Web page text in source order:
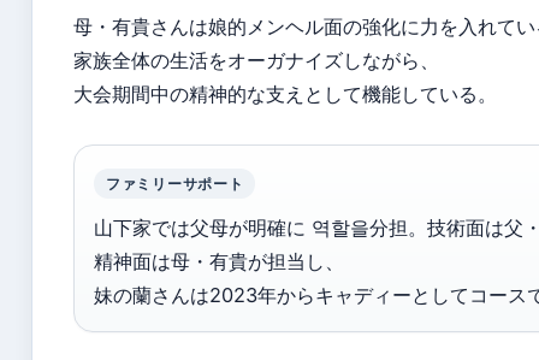
母・有貴さんは娘的メンヘル面の強化に力を入れて
家族全体の生活をオーガナイズしながら、
大会期間中の精神的な支えとして機能している。
ファミリーサポート
山下家では父母が明確に 역할을分担。技術面は父
精神面は母・有貴が担当し、
妹の蘭さんは2023年からキャディーとしてコース